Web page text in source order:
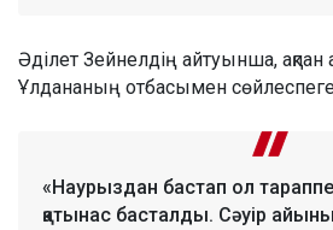
Әділет Зейнелдің айтуынша, ақпан
Ұлдананың отбасымен
«Наурыздан бастап ол
қатынас басталды. Сәуір